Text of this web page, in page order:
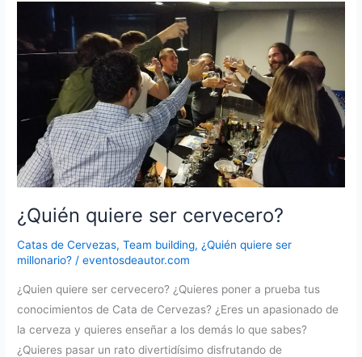
Zaragoza…
España
¿Quién quiere ser cervecero?
Catas de Cervezas,Team building, ¿Quién quiere ser
millonario? /eventosdeautor.com
¿Quien quiere ser cervecero? ¿Quieres poner a prueba tus
conocimientos de Cata de Cervezas? ¿Eres un apasionado de
la cerveza y quieres enseñar a los demás lo que sabes?
¿Quieres pasar un rato divertidísimo disfrutando de